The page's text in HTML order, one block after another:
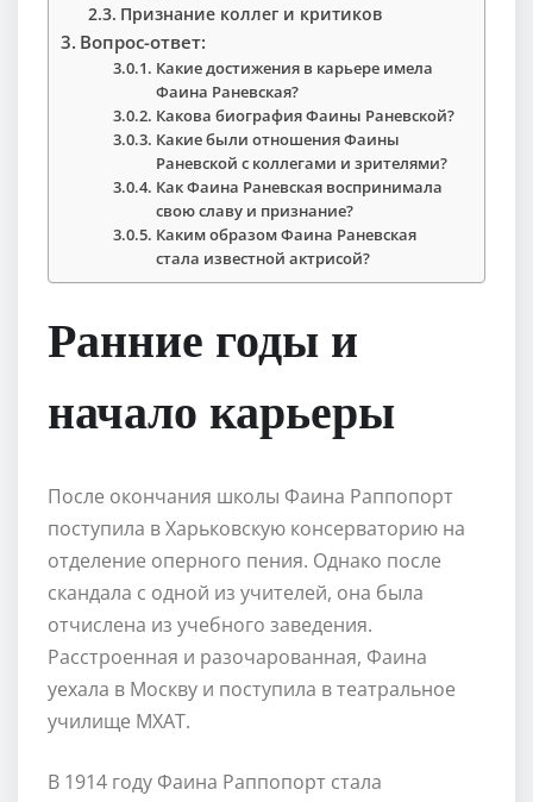
Признание коллег и критиков
Вопрос-ответ:
Какие достижения в карьере имела
Фаина Раневская?
Какова биография Фаины Раневской?
Какие были отношения Фаины
Раневской с коллегами и зрителями?
Как Фаина Раневская воспринимала
свою славу и признание?
Каким образом Фаина Раневская
стала известной актрисой?
Ранние годы и
начало карьеры
После окончания школы Фаина Раппопорт
поступила в Харьковскую консерваторию на
отделение оперного пения. Однако после
скандала с одной из учителей, она была
отчислена из учебного заведения.
Расстроенная и разочарованная, Фаина
уехала в Москву и поступила в театральное
училище МХАТ.
В 1914 году Фаина Раппопорт стала